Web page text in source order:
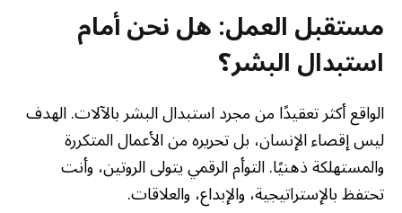
مستقبل العمل: هل نحن أمام
استبدال البشر؟
الواقع أكثر تعقيدًا من مجرد استبدال البشر بالآلات. الهدف
ليس إقصاء الإنسان، بل تحريره من الأعمال المتكررة
والمستهلكة ذهنيًا. التوأم الرقمي يتولى الروتين، وأنت
تحتفظ بالإستراتيجية، والإبداع، والعلاقات.